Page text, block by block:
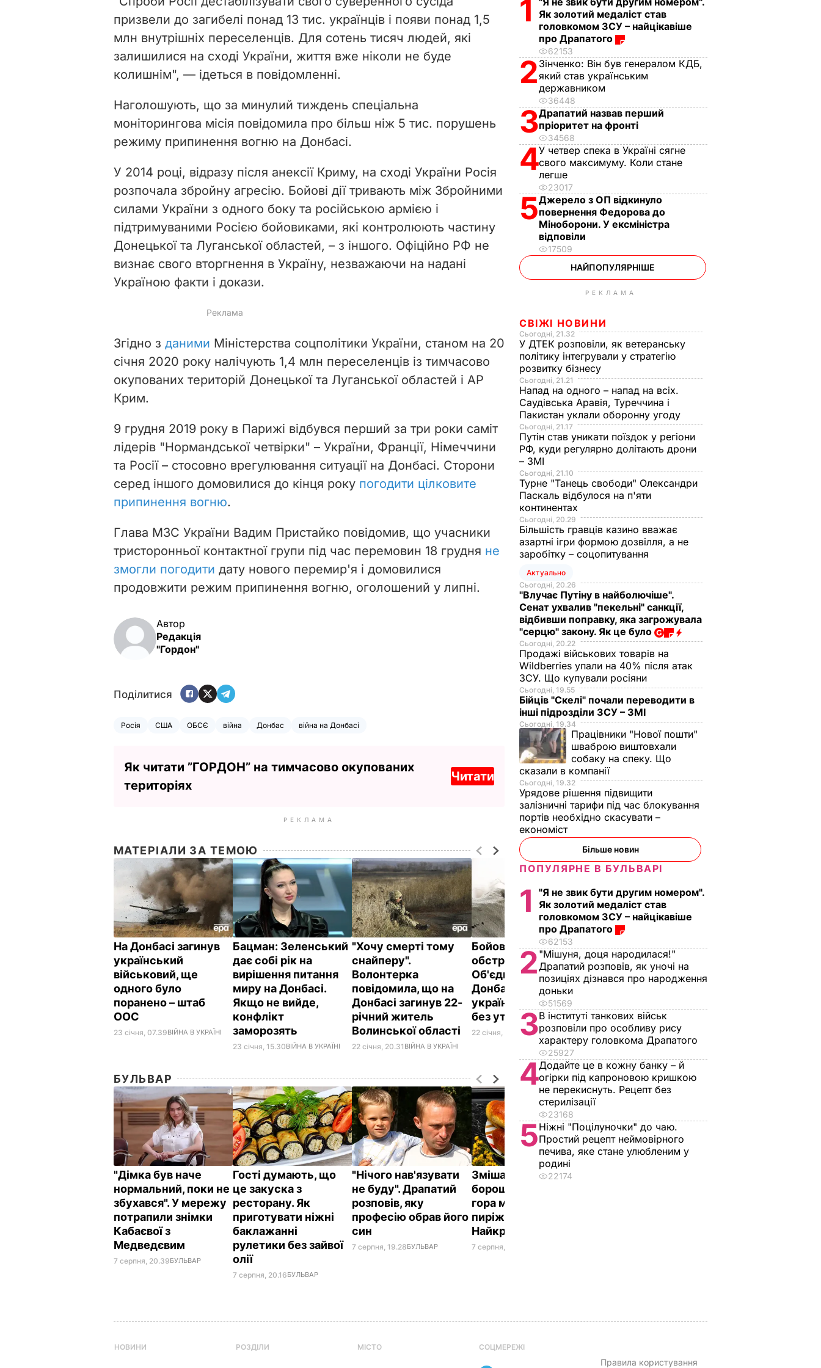
i
d
e
o
призвели до загибелі понад 13 тис. українців і появи понад 1,5
млн внутрішніх переселенців. Для сотень тисяч людей, які
залишилися на сході України, життя вже ніколи не буде
колишнім", — ідеться в повідомленні.
Наголошують, що за минулий тиждень спеціальна
моніторингова місія повідомила про більш ніж 5 тис. порушень
режиму припинення вогню на Донбасі.
У 2014 році, відразу після анексії Криму, на сході України Росія
розпочала збройну агресію. Бойові дії тривають між Збройними
силами України з одного боку та російською армією і
підтримуваними Росією бойовиками, які контролюють частину
Донецької та Луганської областей, – з іншого. Офіційно РФ не
визнає свого вторгнення в Україну, незважаючи на надані
Україною факти і докази.
Згідно з даними Міністерства соцполітики України, станом на 20
січня 2020 року налічують 1,4 млн переселенців із тимчасово
окупованих територій Донецької та Луганської областей і АР
Крим.
9 грудня 2019 року в Парижі відбувся перший за три роки саміт
лідерів "Нормандської четвірки" – України, Франції, Німеччини
та Росії – стосовно врегулювання ситуації на Донбасі. Сторони
серед іншого домовилися до кінця року погодити цілковите
припинення вогню.
Глава МЗС України Вадим Пристайко повідомив, що учасники
тристоронньої контактної групи під час перемовин 18 грудня не
змогли погодити дату нового перемир'я і домовилися
продовжити режим припинення вогню, оголошений у липні.
Автор
Редакція
"Гордон"
Поділитися
Росія США ОБСЄ війна Донбас війна на Донбасі
Як читати ”ГОРДОН” на тимчасово окупованих
територіях
Читати
РЕКЛАМА
МАТЕРІАЛИ ЗА ТЕМОЮ
На Донбасі загинув
український
військовий, ще
одного було
поранено – штаб
ООС
23 січня, 07.39ВІЙНА В УКРАЇНІ
Бацман: Зеленський
дає собі рік на
вирішення питання
миру на Донбасі.
Якщо не вийде,
конфлікт
заморозять
23 січня, 15.30ВІЙНА В УКРАЇНІ
"Хочу смерті тому
снайперу".
Волонтерка
повідомила, що на
Донбасі загинув 22-
річний житель
Волинської області
22 січня, 20.31 ВІЙНА В УКРАЇНІ
Бойовики тричі
обстріляли позиції
Об'єднаних сил на
Донбасі, в
української сторони
без утрат
22 січня, 07.44ВІЙНА В УКРАЇНІ
У 2019 році
смертність на
блокпостах на
Донбасі зросла на
22 січня, 09.50ВІЙНА В УКРАЇНІ
БУЛЬВАР
"Дімка був наче
нормальний, поки не
збухався". У мережу
потрапили знімки
Кабаєвої з
Медведєвим
7 серпня, 20.39БУЛЬВАР
Гості думають, що
це закуска з
ресторану. Як
приготувати ніжні
баклажанні
рулетики без зайвої
олії
7 серпня, 20.16БУЛЬВАР
"Нічого нав'язувати
не буду". Драпатий
розповів, яку
професію обрав його
син
7 серпня, 19.28БУЛЬВАР
Змішайте це з
борошном – і ціла
гора м'яких, наче пух,
пиріжків готова.
Найкращий рецепт
7 серпня, 18.03
1
Як золотий медаліст став
головкомом ЗСУ – найцікавіше
про Драпатого
62153
2 Зінченко: Він був генералом КДБ,
який став українським
державником
36448
3Драпатий назвав перший
пріоритет на фронті
34568
4У четвер спека в Україні сягне
свого максимуму. Коли стане
легше
23017
5Джерело з ОП відкинуло
повернення Федорова до
Міноборони. У ексміністра
відповіли
17509
НАЙПОПУЛЯРНІШЕ
РЕКЛАМА
СВІЖІ НОВИНИ
Сьогодні, 21.32
У ДТЕК розповіли, як ветеранську
політику інтегрували у стратегію
розвитку бізнесу
Сьогодні, 21.21
Напад на одного – напад на всіх.
Саудівська Аравія, Туреччина і
Пакистан уклали оборонну угоду
Сьогодні, 21.17
Путін став уникати поїздок у регіони
РФ, куди регулярно долітають дрони
– ЗМІ
Сьогодні, 21.10
Турне "Танець свободи" Олександри
Паскаль відбулося на п'яти
континентах
Сьогодні, 20.29
Більшість гравців казино вважає
азартні ігри формою дозвілля, а не
заробітку – соцопитування
Актуально
Сьогодні, 20.26
"Влучає Путіну в найболючіше".
Сенат ухвалив "пекельні" санкції,
відбивши поправку, яка загрожувала
"серцю" закону. Як це було
Сьогодні, 20.22
Продажі військових товарів на
Wildberries упали на 40% після атак
ЗСУ. Що купували росіяни
Сьогодні, 19.55
Бійців "Скелі" почали переводити в
інші підрозділи ЗСУ – ЗМІ
Сьогодні, 19.34
Працівники "Нової пошти"
шваброю виштовхали
собаку на спеку. Що
сказали в компанії
Сьогодні, 19.32
Урядове рішення підвищити
залізничні тарифи під час блокування
портів необхідно скасувати –
економіст
Більше новин
ПОПУЛЯРНЕ В БУЛЬВАРІ
1
"Я не звик бути другим номером".
Як золотий медаліст став
головкомом ЗСУ – найцікавіше
про Драпатого
62153
2 "Мішуня, доця народилася!"
Драпатий розповів, як уночі на
позиціях дізнався про народження
доньки
51569
3В інституті танкових військ
розповіли про особливу рису
характеру головкома Драпатого
25927
4Додайте це в кожну банку – й
огірки під капроновою кришкою
не перекиснуть. Рецепт без
стерилізації
23168
5Ніжні "Поцілуночки" до чаю.
Простий рецепт неймовірного
печива, яке стане улюбленим у
родині
22174
НОВИНИ РОЗДІЛИ МІСТО СОЦМЕРЕЖІ
Правила користування